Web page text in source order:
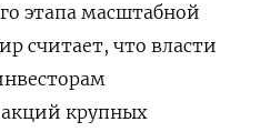
этапа масштабной
считает, что власти
крупных